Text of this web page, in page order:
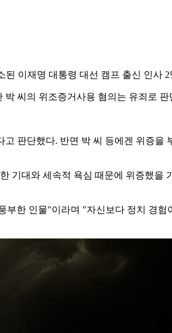
이재명 대통령 대선 캠프 출신 인사
씨의 위조증거사용 혐의는 유죄로 판
판단했다. 반면 박 씨 등에겐 위증을
기대와 세속적 욕심 때문에 위증했을
한 인물"이라며 "자신보다 정치 경험